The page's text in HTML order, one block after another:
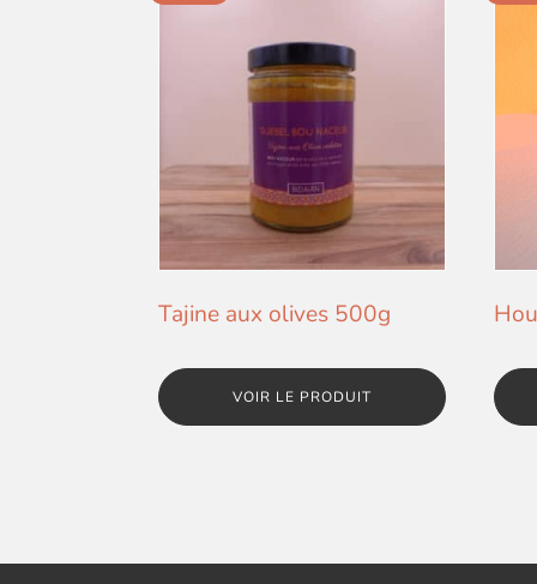
Tajine aux olives 500g
VOIR LE PRODUIT